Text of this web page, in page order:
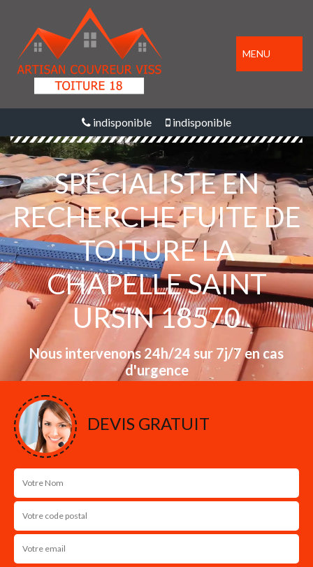
MENU
indisponible indisponible
SPÉCIALISTE EN
RECHERCHE FUITE DE
TOITURE LA
CHAPELLE SAINT
URSIN 18570
Nous intervenons 24h/24 sur 7j/7 en cas
d'urgence
DEVIS GRATUIT